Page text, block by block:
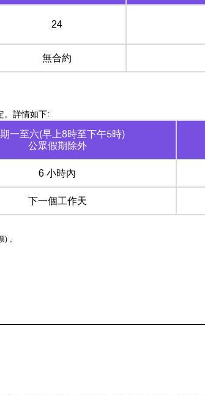
24
無合約
。詳情如下:
一至六(早上8時至下午5時)
公眾假期除外
6 小時內
下一個工作天
。